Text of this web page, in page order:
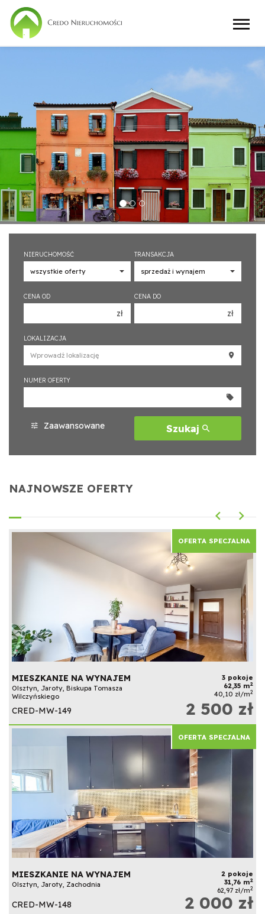
NIERUCHOMOŚĆ TRANSAKCJA
CENA OD
zł
250 000 zł
300 000 zł
400 000 zł
CENA DO
zł
250 000 zł
LOKALIZACJA
NUMER OFERTY
Zaawansowane Szukaj
NAJNOWSZE OFERTY
OFERTA SPECJALNA
MIESZKANIE NA WYNAJEM
Olsztyn, Jaroty, Biskupa Tomasza
Wilczyńskiego
3 pokoje
62,35 m2
40,10 zł/m2
CRED-MW-149 2 500 zł
OFERTA SPECJALNA
MIESZKANIE NA WYNAJEM
Olsztyn, Jaroty, Zachodnia
2 pokoje
31,76 m2
62,97 zł/m2
CRED-MW-148 2 000 zł